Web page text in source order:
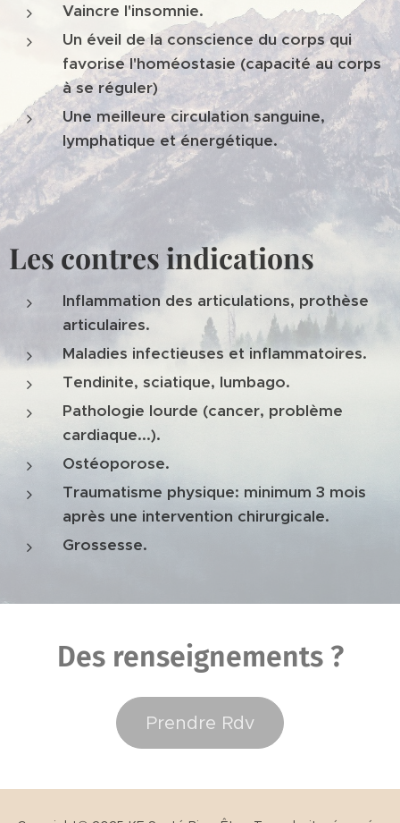
Vaincre l'insomnie.
Un éveil de la conscience du corps qui
favorise l'homéostasie (capacité au corps
à se réguler)
Une meilleure circulation sanguine,
lymphatique et énergétique.
Les contres indications
Inflammation des articulations, prothèse
articulaires.
Maladies infectieuses et inflammatoires.
Tendinite, sciatique, lumbago.
Pathologie lourde (cancer, problème
cardiaque...).
Ostéoporose.
Traumatisme physique: minimum 3 mois
après une intervention chirurgicale.
Grossesse.
Des renseignements ?
Prendre Rdv